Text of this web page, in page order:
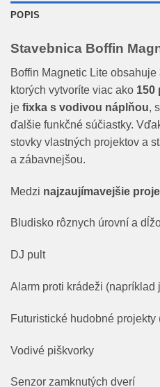
POPIS
Stavebnica Boffin
Boffin Magnetic Lite obsahuje
ktorých vytvoríte viac ako 150
je fixka s vodivou náplňou,
ďalšie funkčné súčiastky.
stovky vlastných projektov a
a zábavnejšou.
Medzi najzaujímavejšie
Bludisko rôznych úrovní a
DJ pult
Alarm proti krádeži (napríklad
Futuristické hudobné projekty
Vodivé piškvorky
Senzor zamknutých dverí